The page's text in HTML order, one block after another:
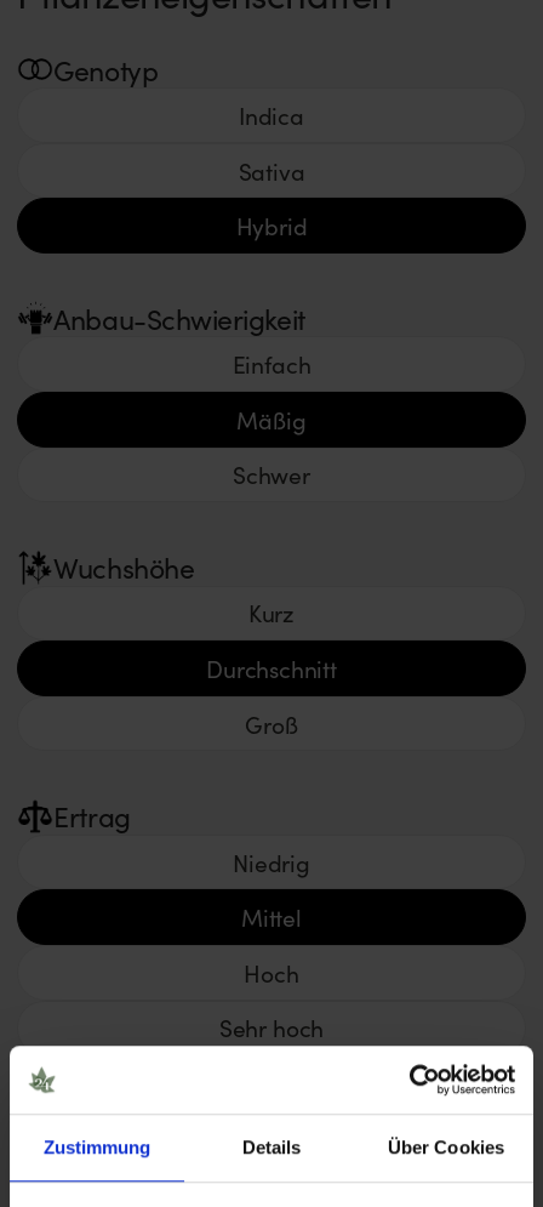
Zustimmung Details Über Cookies
Genotyp
Indica
Sativa
Hybrid
Anbau-Schwierigkeit
Einfach
Mäßig
Schwer
Wuchshöhe
Kurz
Durchschnitt
Groß
Ertrag
Niedrig
Mittel
Hoch
Sehr hoch
Blütezeit